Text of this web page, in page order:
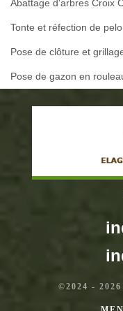
Abattage d'arbres Croix
Tonte et réfection de
Pose de clôture et
Pose de gazon en
©2024 -